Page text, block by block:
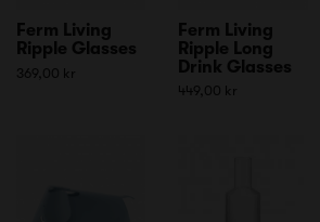
Ferm Living
Ripple Glasses
369,00 kr
Ferm Living
Ripple Long
Drink Glasses
449,00 kr